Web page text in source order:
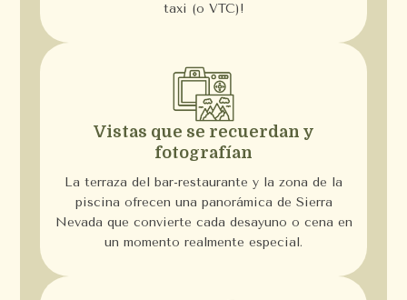
taxi (o VTC)!
Vistas que se recuerdan y
fotografían
La terraza del bar-restaurante y la zona de la
piscina ofrecen una panorámica de Sierra
Nevada que convierte cada desayuno o cena en
un momento realmente especial.